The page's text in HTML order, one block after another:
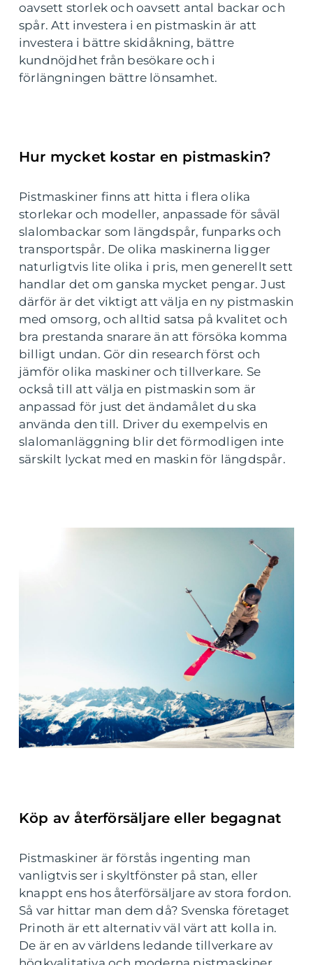
oavsett storlek och oavsett antal backar och
spår. Att investera i en pistmaskin är att
investera i bättre skidåkning, bättre
kundnöjdhet från besökare och i
förlängningen bättre lönsamhet.
Hur mycket kostar en pistmaskin?
Pistmaskiner finns att hitta i flera olika
storlekar och modeller, anpassade för såväl
slalombackar som längdspår, funparks och
transportspår. De olika maskinerna ligger
naturligtvis lite olika i pris, men generellt sett
handlar det om ganska mycket pengar. Just
därför är det viktigt att välja en ny pistmaskin
med omsorg, och alltid satsa på kvalitet och
bra prestanda snarare än att försöka komma
billigt undan. Gör din research först och
jämför olika maskiner och tillverkare. Se
också till att välja en pistmaskin som är
anpassad för just det ändamålet du ska
använda den till. Driver du exempelvis en
slalomanläggning blir det förmodligen inte
särskilt lyckat med en maskin för längdspår.
Köp av återförsäljare eller begagnat
Pistmaskiner är förstås ingenting man
vanligtvis ser i skyltfönster på stan, eller
knappt ens hos återförsäljare av stora fordon.
Så var hittar man dem då? Svenska företaget
Prinoth är ett alternativ väl värt att kolla in.
De är en av världens ledande tillverkare av